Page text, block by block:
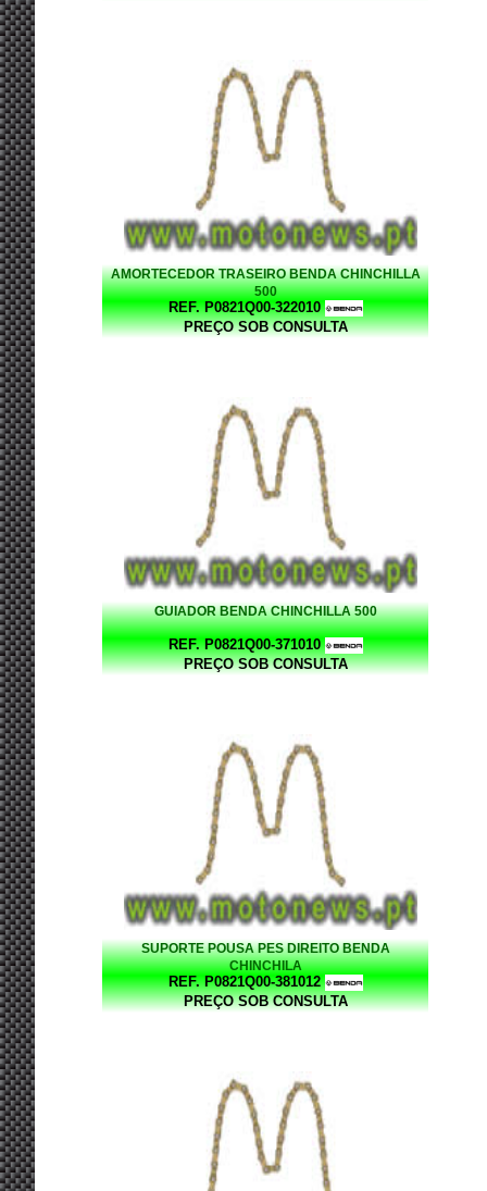
AMORTECEDOR TRASEIRO BENDA CHINCHILLA
500
REF. P0821Q00-322010
PREÇO SOB CONSULTA
GUIADOR BENDA CHINCHILLA 500
REF. P0821Q00-371010
PREÇO SOB CONSULTA
SUPORTE POUSA PES DIREITO BENDA
CHINCHILA
REF. P0821Q00-381012
PREÇO SOB CONSULTA